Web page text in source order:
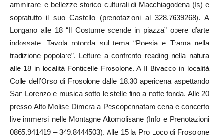
ammirare le bellezze storico culturali di Macchiagodena (Is) e
sopratutto il suo Castello (prenotazioni al 328.7639268). A
Longano alle 18 “Il Costume scende in piazza” opere d’arte
indossate. Tavola rotonda sul tema “Poesia e Trama nella
tradizione popolare”. Letture a confronto reading nella natura
alle 18 in località Fonticelle Frosolone. A Il Bivacco in località
Colle dell’Orso di Frosolone dalle 18.30 apericena aspettando
San Lorenzo e musica sotto le stelle fino a notte fonda. Alle 20
presso Alto Molise Dimora a Pescopennataro cena e concerto
live immersi nelle Montagne Altomolisane (Info e Prenotazioni
0865.941419 – 349.8444503). Alle 15 la Pro Loco di Frosolone